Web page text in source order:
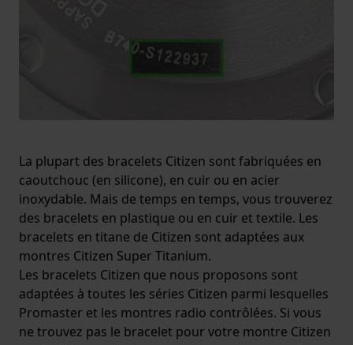
La plupart des bracelets Citizen sont fabriquées en
caoutchouc (en silicone), en cuir ou en acier
inoxydable. Mais de temps en temps, vous trouverez
des bracelets en plastique ou en cuir et textile. Les
bracelets en titane de Citizen sont adaptées aux
montres Citizen Super Titanium.
Les bracelets Citizen que nous proposons sont
adaptées à toutes les séries Citizen parmi lesquelles
Promaster et les montres radio contrôlées. Si vous
ne trouvez pas le bracelet pour votre montre Citizen